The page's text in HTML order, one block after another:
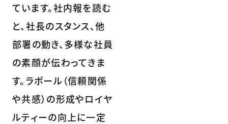
ています。社内報を読む
と、社長のスタンス、他
部署の動き、多様な社員
の素顔が伝わってきま
す。ラポール（信頼関係
や共感）の形成やロイヤ
ルティーの向上に一定